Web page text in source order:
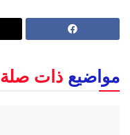
مواضيع ذات صلة